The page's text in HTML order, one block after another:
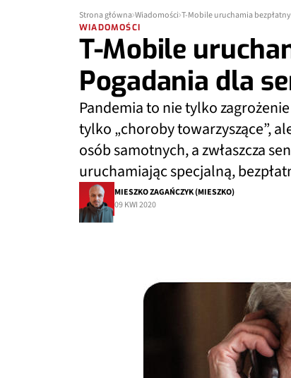
Strona główna Wiadomości T-Mobile uruchamia
WIADOMOŚCI
T-Mobile
Pogadania dla
Pandemia to nie tylko
tylko „choroby towarzyszące”,
osób samotnych, a zwłaszcza
uruchamiając specjalną,
MIESZKO ZAGAŃCZYK (MIESZKO)
09 KWI 2020